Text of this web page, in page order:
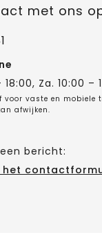
met ons
Za. 10:00 –
voor vaste en mobiele
afwijken.
bericht:
het